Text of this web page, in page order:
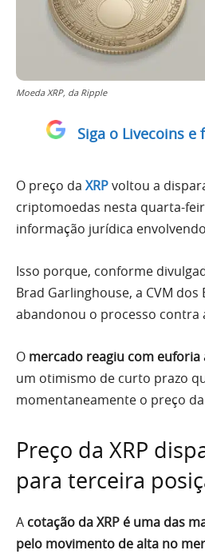
Moeda XRP, da Ripple
Siga o Livecoins e
O preço da XRPvoltou a
criptomoedas nesta quarta-
informação jurídica
Isso porque, conforme
Brad Garlinghouse, a CVM dos
abandonou o processo contra
O mercado reagiu com euforia
um otimismo de curto prazo
momentaneamente o preço da
Preço da XRP
para terceira
A cotação da XRP é uma das
pelo movimento de alta no